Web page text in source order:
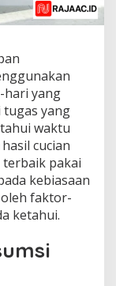
hari yang
tugas yang
waktu
cucian
terbaik pakai
kebiasaan
faktor-
ketahui.